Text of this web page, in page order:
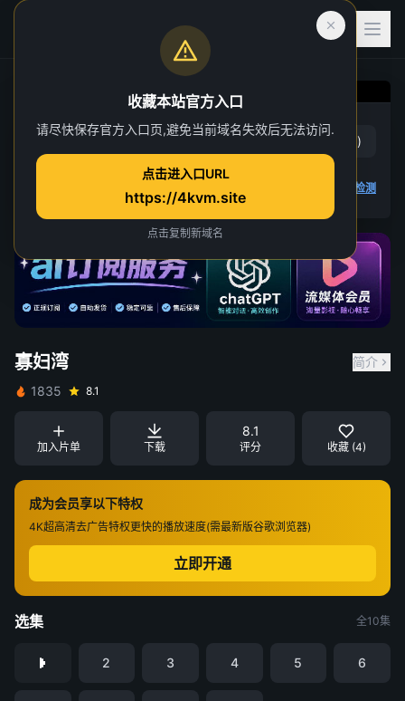
寡妇湾
第 1 集
赞( 0) 踩 )
播放检测
寡妇湾
简介
1835
8.1
加入片单 下载
8.1
评分 收藏 (4)
成为会员享以下特权
4K超高清去广告特权更快的播放速度(需最新版谷歌浏览器)
立即开通
选集 全10集
2 3 4 5 6
收藏本站官方入口
请尽快保存官方入口页,避免当前域名失效后无法访问.
点击进入口URL
https://4kvm.site
点击复制新域名